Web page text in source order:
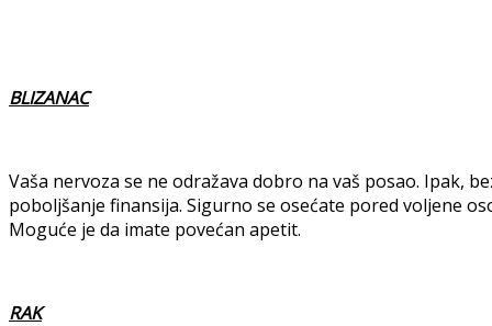
BLIZANAC
Vaša nervoza se ne odražava dobro na vaš posao. Ipak,
poboljšanje finansija. Sigurno se osećate pored voljene
Moguće je da imate povećan apetit.
RAK